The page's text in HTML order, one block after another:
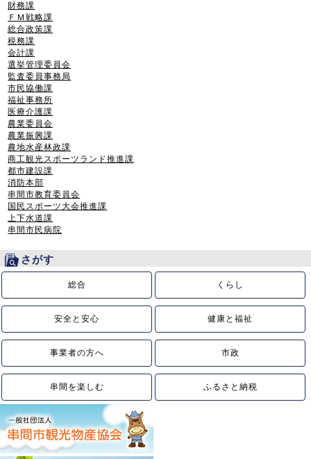
財務課
ＦＭ戦略課
総合政策課
税務課
会計課
選挙管理委員会
監査委員事務局
市民協働課
福祉事務所
医療介護課
農業委員会
農業振興課
農地水産林政課
商工観光スポーツランド推進課
都市建設課
消防本部
串間市教育委員会
国民スポーツ大会推進課
上下水道課
串間市民病院
さがす
総合 くらし
安全と安心 健康と福祉
事業者の方へ 市政
串間を楽しむ ふるさと納税